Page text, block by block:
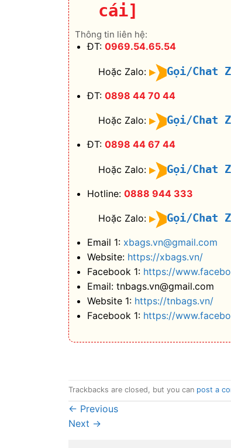
cái]
Thông tin liên hệ:
ĐT: 0969.54.65.54
Hoặc Zalo: Gọi/Chat
ĐT: 0898 44 70 44
Hoặc Zalo: Gọi/Chat
ĐT: 0898 44 67 44
Hoặc Zalo: Gọi/Chat
Hotline: 0888 944 333
Hoặc Zalo: Gọi/Chat
Email 1: xbags.vn@gmail.com
Website: https://xbags.vn/
Facebook 1: https://
Email: tnbags.vn@gmail.com
Website 1: https://tnbags.vn/
Facebook 1: https://
Trackbacks are closed, but you can post a
← Previous
Next →